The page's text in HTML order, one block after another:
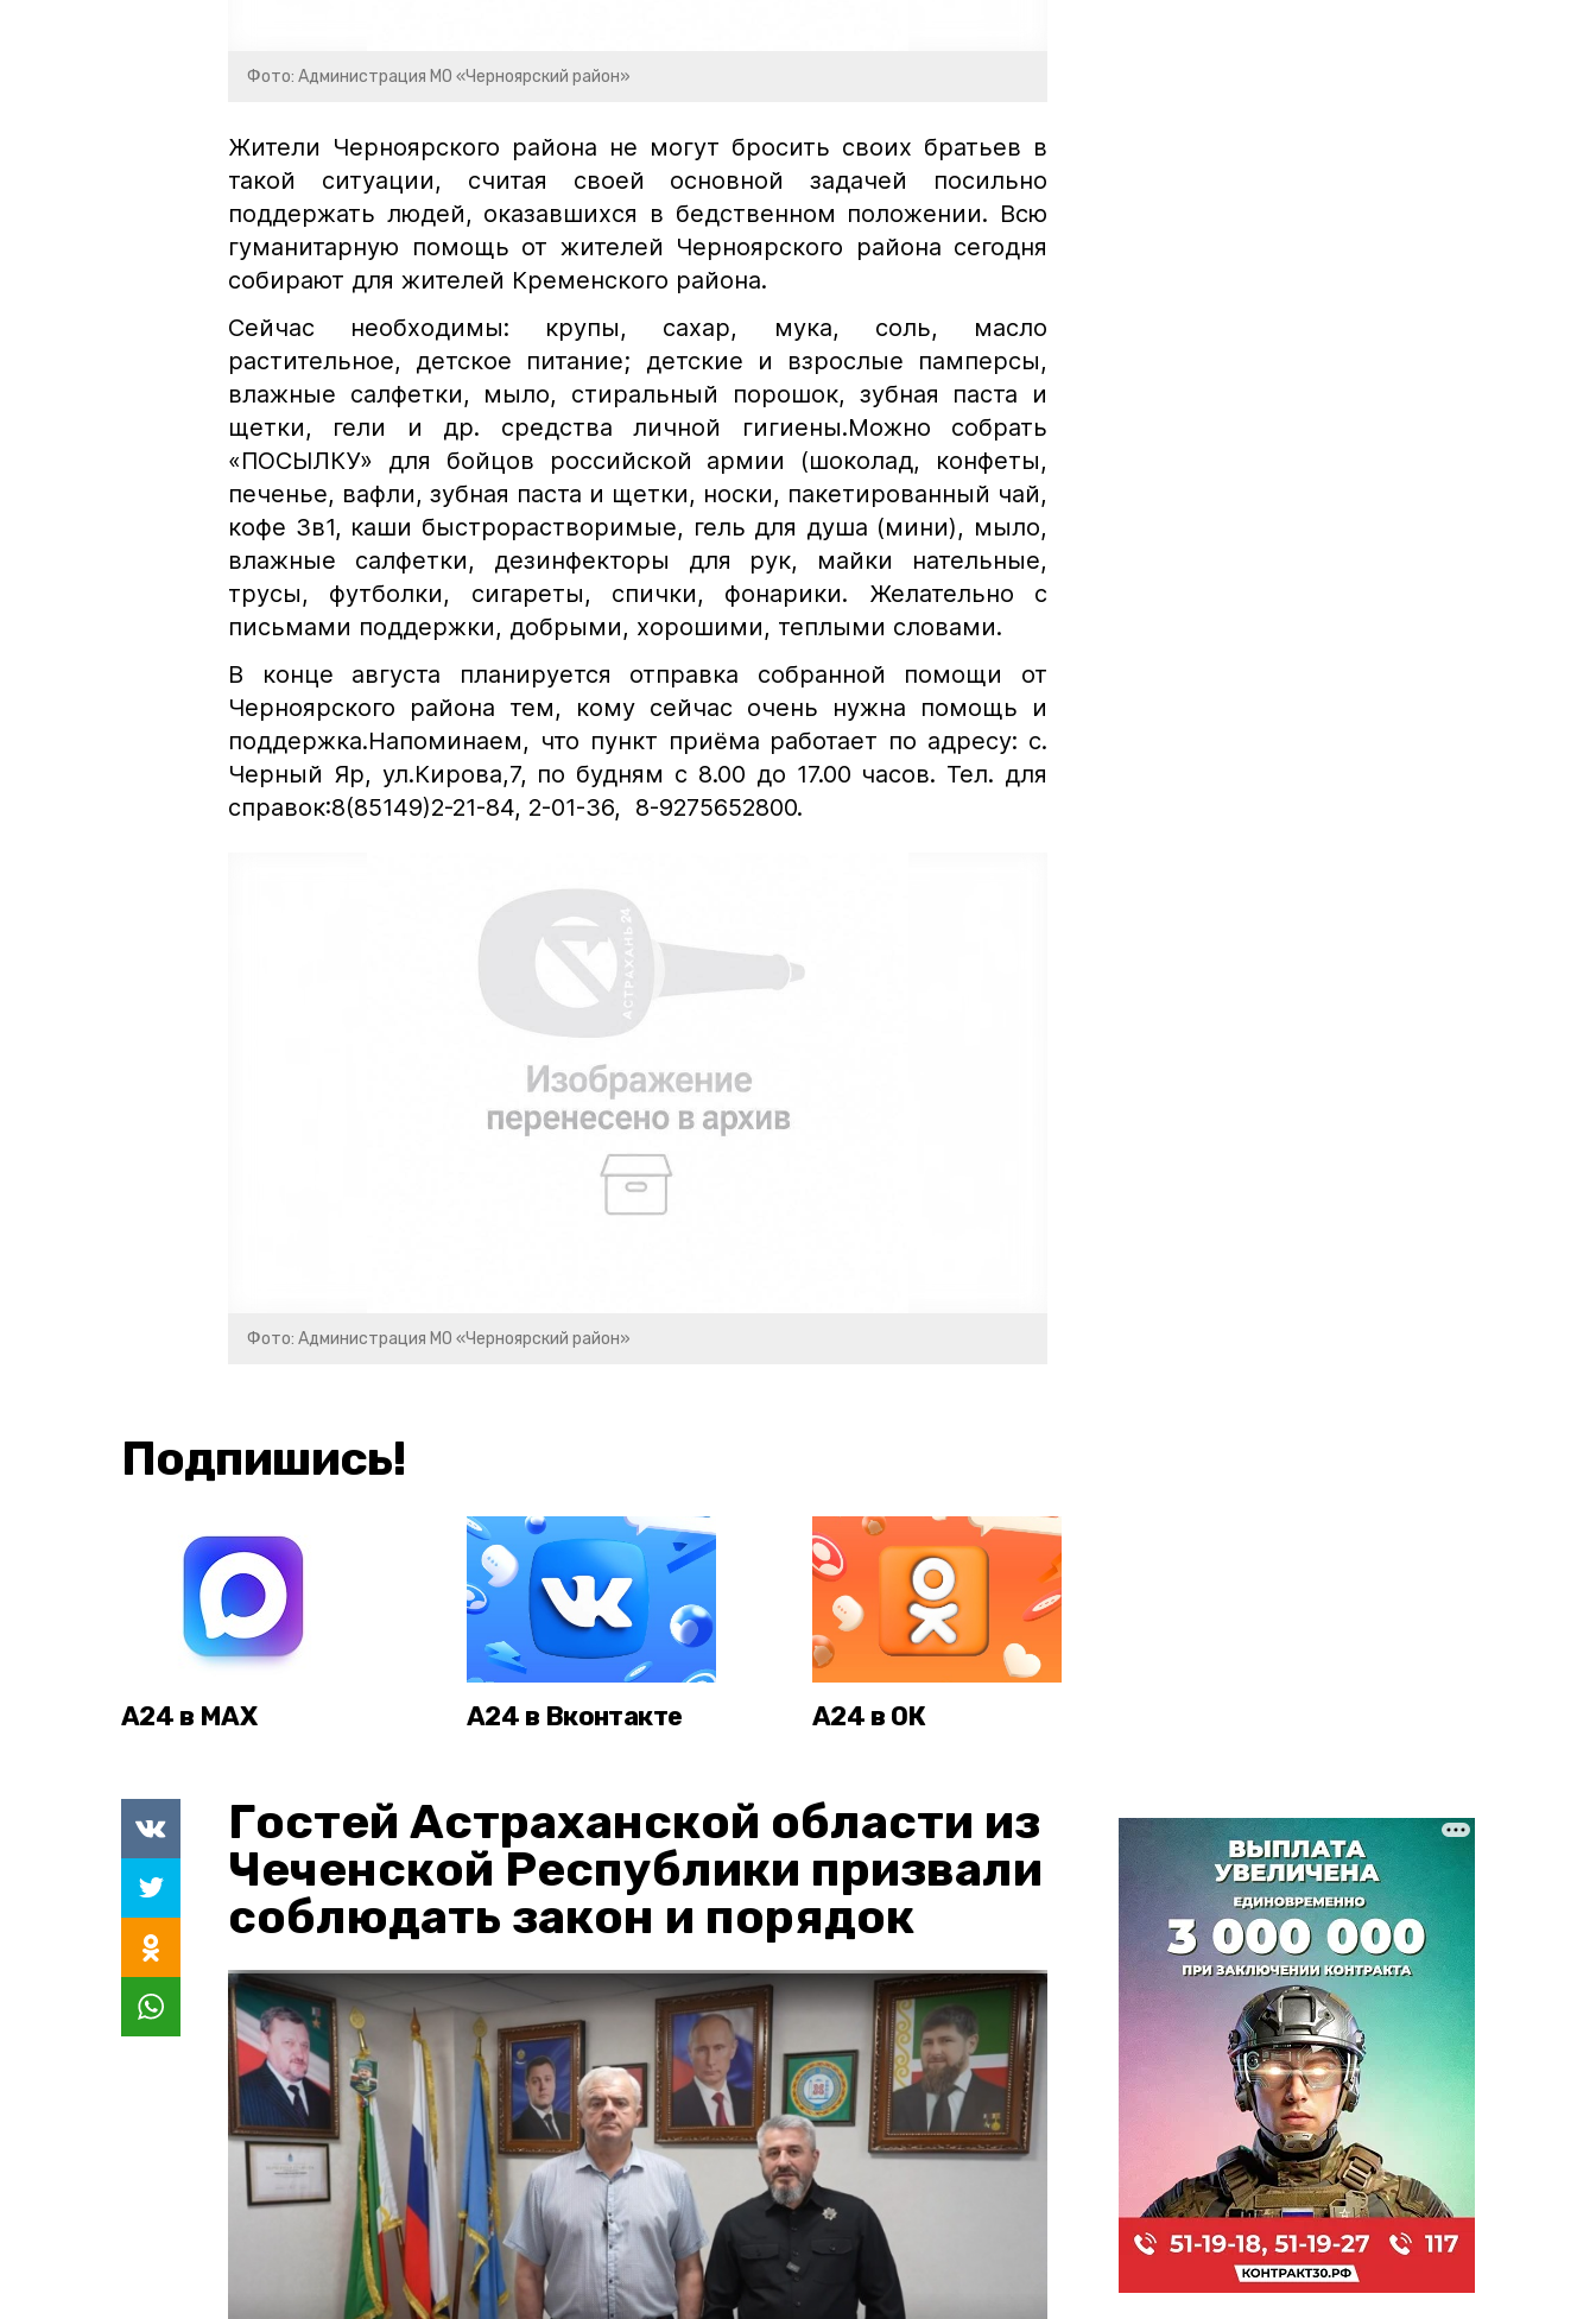
Фото: Администрация МО «Черноярский район»
Жители Черноярского района не могут бросить своих братьев в
такой ситуации, считая своей основной задачей посильно
поддержать людей, оказавшихся в бедственном положении. Всю
гуманитарную помощь от жителей Черноярского района сегодня
собирают для жителей Кременского района.
Сейчас необходимы: крупы, сахар, мука, соль, масло
растительное, детское питание; детские и взрослые памперсы,
влажные салфетки, мыло, стиральный порошок, зубная паста и
щетки, гели и др. средства личной гигиены.Можно собрать
«ПОСЫЛКУ» для бойцов российской армии (шоколад, конфеты,
печенье, вафли, зубная паста и щетки, носки, пакетированный чай,
кофе 3в1, каши быстрорастворимые, гель для душа (мини), мыло,
влажные салфетки, дезинфекторы для рук, майки нательные,
трусы, футболки, сигареты, спички, фонарики. Желательно с
письмами поддержки, добрыми, хорошими, теплыми словами.
В конце августа планируется отправка собранной помощи от
Черноярского района тем, кому сейчас очень нужна помощь и
поддержка.Напоминаем, что пункт приёма работает по адресу: с.
Черный Яр, ул.Кирова,7, по будням с 8.00 до 17.00 часов. Тел. для
справок:8(85149)2-21-84, 2-01-36, 8-9275652800.
Фото: Администрация МО «Черноярский район»
Подпишись!
А24 в MAX А24 в Вконтакте А24 в ОК
Гостей Астраханской области из
Чеченской Республики призвали
соблюдать закон и порядок